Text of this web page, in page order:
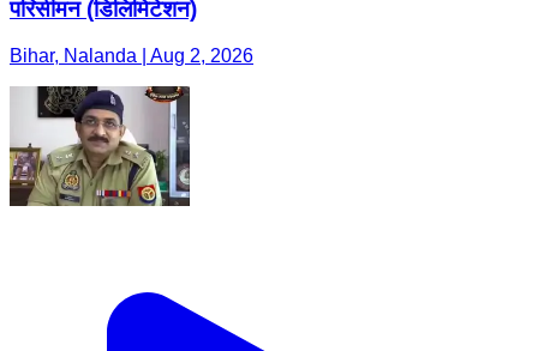
परिसीमन (डिलिमिटेशन)
Bihar, Nalanda | Aug 2, 2026